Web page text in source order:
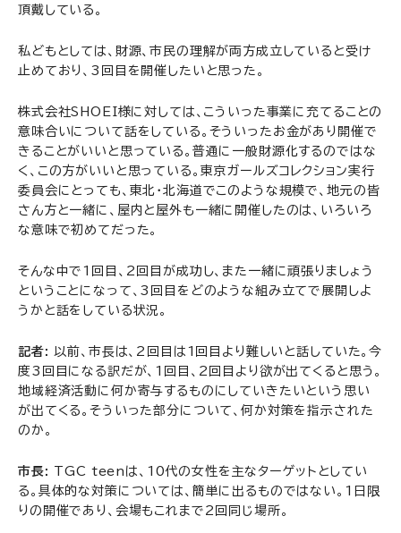
頂戴している。
私どもとしては、財源、市民の理解が両方成立していると受け
止めており、3回目を開催したいと思った。
株式会社SHOEI様に対しては、こういった事業に充てることの
意味合いについて話をしている。そういったお金があり開催で
きることがいいと思っている。普通に一般財源化するのではな
く、この方がいいと思っている。東京ガールズコレクション実行
委員会にとっても、東北・北海道でこのような規模で、地元の皆
さん方と一緒に、屋内と屋外も一緒に開催したのは、いろいろ
な意味で初めてだった。
そんな中で1回目、2回目が成功し、また一緒に頑張りましょう
ということになって、3回目をどのような組み立てで展開しよ
うかと話をしている状況。
記者: 以前、市長は、2回目は1回目より難しいと話していた。今
度3回目になる訳だが、1回目、2回目より欲が出てくると思う。
地域経済活動に何か寄与するものにしていきたいという思い
が出てくる。そういった部分について、何か対策を指示された
のか。
市長:
TGC teenは、10代の女性を主なターゲットとしてい
る。具体的な対策については、簡単に出るものではない。1日限
りの開催であり、会場もこれまで2回同じ場所。